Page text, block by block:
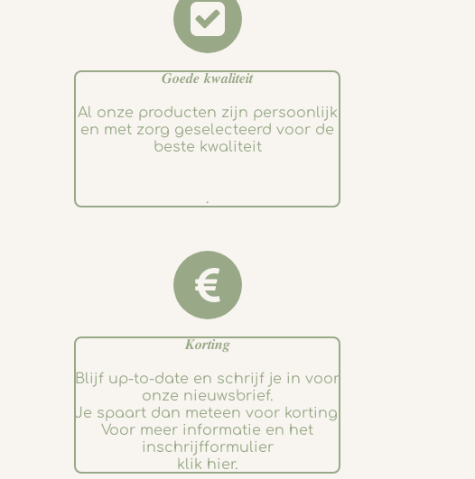
𝑮𝒐𝒆𝒅𝒆 𝒌𝒘𝒂𝒍𝒊𝒕𝒆𝒊𝒕
Al onze producten zijn persoonlijk
en met zorg geselecteerd voor de
beste kwaliteit
.
𝑲𝒐𝒓𝒕𝒊𝒏𝒈
Blijf up-to-date en schrijf je in voor
onze nieuwsbrief.
Je spaart dan meteen voor korting.
Voor meer informatie en het
inschrijfformulier
klik hier.